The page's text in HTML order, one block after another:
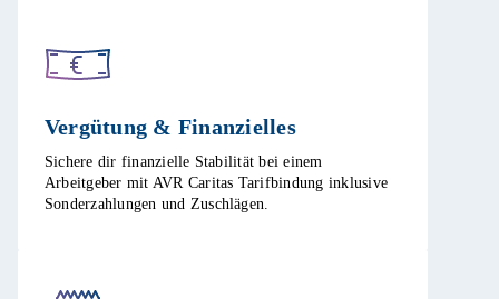
Vergütung & Finanzielles​
Sichere dir finanzielle Stabilität bei einem
Arbeitgeber mit AVR Caritas Tarifbindung inklusive
Sonderzahlungen und Zuschlägen.​